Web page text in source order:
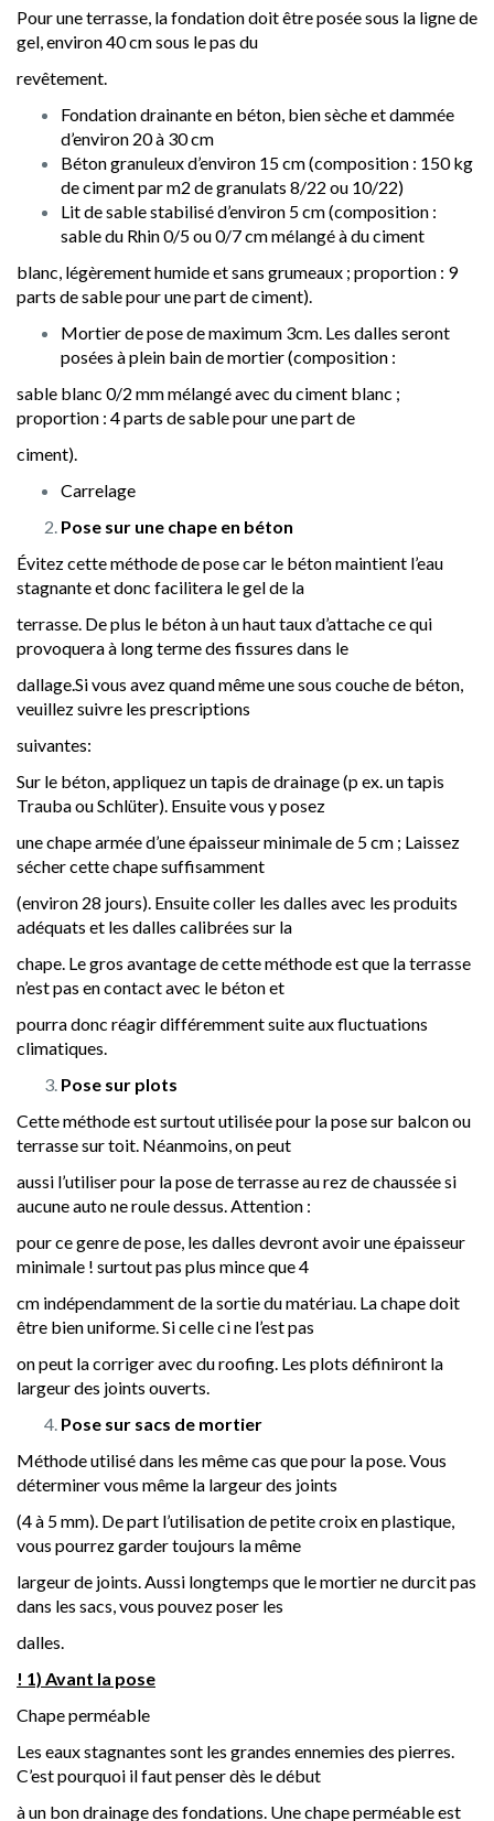
Pour une terrasse, la fondation doit être posée sous la ligne de
gel, environ 40 cm sous le pas du
revêtement.
Fondation drainante en béton, bien sèche et dammée
d’environ 20 à 30 cm
Béton granuleux d’environ 15 cm (composition : 150 kg
de ciment par m2 de granulats 8/22 ou 10/22)
Lit de sable stabilisé d’environ 5 cm (composition :
sable du Rhin 0/5 ou 0/7 cm mélangé à du ciment
blanc, légèrement humide et sans grumeaux ; proportion : 9
parts de sable pour une part de ciment).
Mortier de pose de maximum 3cm. Les dalles seront
posées à plein bain de mortier (composition :
sable blanc 0/2 mm mélangé avec du ciment blanc ;
proportion : 4 parts de sable pour une part de
ciment).
Carrelage
Pose sur une chape en béton
Évitez cette méthode de pose car le béton maintient l’eau
stagnante et donc facilitera le gel de la
terrasse. De plus le béton à un haut taux d’attache ce qui
provoquera à long terme des fissures dans le
dallage.Si vous avez quand même une sous couche de béton,
veuillez suivre les prescriptions
suivantes:
Sur le béton, appliquez un tapis de drainage (p ex. un tapis
Trauba ou Schlüter). Ensuite vous y posez
une chape armée d’une épaisseur minimale de 5 cm ; Laissez
sécher cette chape suffisamment
(environ 28 jours). Ensuite coller les dalles avec les produits
adéquats et les dalles calibrées sur la
chape. Le gros avantage de cette méthode est que la terrasse
n’est pas en contact avec le béton et
pourra donc réagir différemment suite aux fluctuations
climatiques.
Pose sur plots
Cette méthode est surtout utilisée pour la pose sur balcon ou
terrasse sur toit. Néanmoins, on peut
aussi l’utiliser pour la pose de terrasse au rez de chaussée si
aucune auto ne roule dessus. Attention :
pour ce genre de pose, les dalles devront avoir une épaisseur
minimale ! surtout pas plus mince que 4
cm indépendamment de la sortie du matériau. La chape doit
être bien uniforme. Si celle ci ne l’est pas
on peut la corriger avec du roofing. Les plots définiront la
largeur des joints ouverts.
Pose sur sacs de mortier
Méthode utilisé dans les même cas que pour la pose. Vous
déterminer vous même la largeur des joints
(4 à 5 mm). De part l’utilisation de petite croix en plastique,
vous pourrez garder toujours la même
largeur de joints. Aussi longtemps que le mortier ne durcit pas
dans les sacs, vous pouvez poser les
dalles.
! 1) Avant la pose
Chape perméable
Les eaux stagnantes sont les grandes ennemies des pierres.
C’est pourquoi il faut penser dès le début
à un bon drainage des fondations. Une chape perméable est